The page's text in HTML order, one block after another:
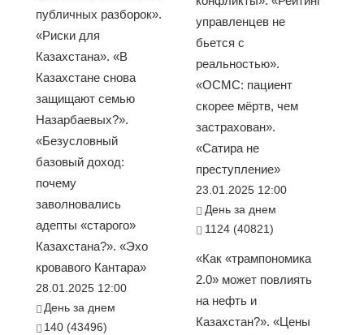
публичных разборок».
«Риски для
Казахстана». «В
Казахстане снова
защищают семью
Назарбаевых?».
«Безусловный
базовый доход:
почему
заволновались
адепты «старого»
Казахстана?». «Эхо
кровавого Кантара»
28.01.2025 12:00
День за днем
140 (43496)
управленцев не
бьется с
реальностью».
«ОСМС: пациент
скорее мёртв, чем
застрахован».
«Сатира не
преступление»
23.01.2025 12:00
День за днем
1124 (40821)
«Как «трампономика
2.0» может повлиять
на нефть и
Казахстан?». «Цены